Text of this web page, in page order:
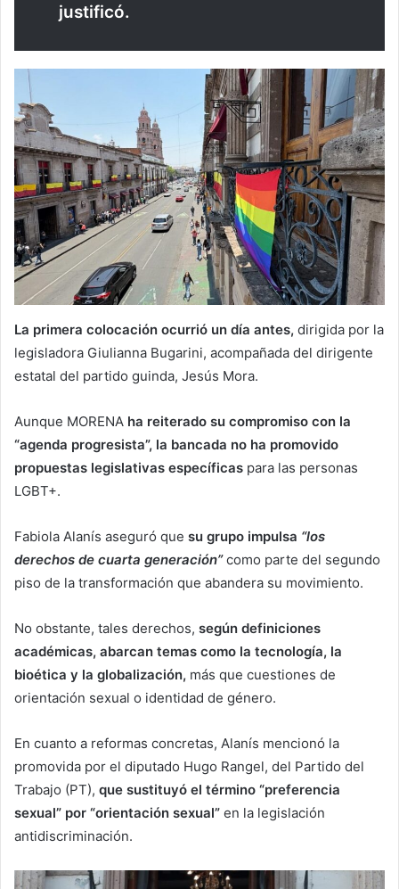
justificó.
La primera colocación ocurrió un día antes, dirigida por la
legisladora Giulianna Bugarini, acompañada del dirigente
estatal del partido guinda, Jesús Mora.
Aunque MORENA ha reiterado su compromiso con la
“agenda progresista”, la bancada no ha promovido
propuestas legislativas específicas para las personas
LGBT+.
Fabiola Alanís aseguró que su grupo impulsa “los
derechos de cuarta generación”como parte del segundo
piso de la transformación que abandera su movimiento.
No obstante, tales derechos, según definiciones
académicas, abarcan temas como la tecnología, la
bioética y la globalización, más que cuestiones de
orientación sexual o identidad de género.
En cuanto a reformas concretas, Alanís mencionó la
promovida por el diputado Hugo Rangel, del Partido del
Trabajo (PT), que sustituyó el término “preferencia
sexual” por “orientación sexual” en la legislación
antidiscriminación.